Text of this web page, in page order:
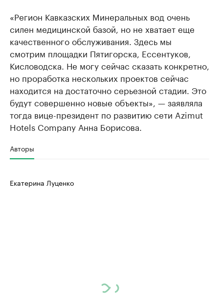
«Регион Кавказских Минеральных вод очень
силен медицинской базой, но не хватает еще
качественного обслуживания. Здесь мы
смотрим площадки Пятигорска, Ессентуков,
Кисловодска. Не могу сейчас сказать конкретно,
но проработка нескольких проектов сейчас
находится на достаточно серьезной стадии. Это
будут совершенно новые объекты», — заявляла
тогда вице-президент по развитию сети Azimut
Hotels Company Анна Борисова.
Авторы
Екатерина Луценко